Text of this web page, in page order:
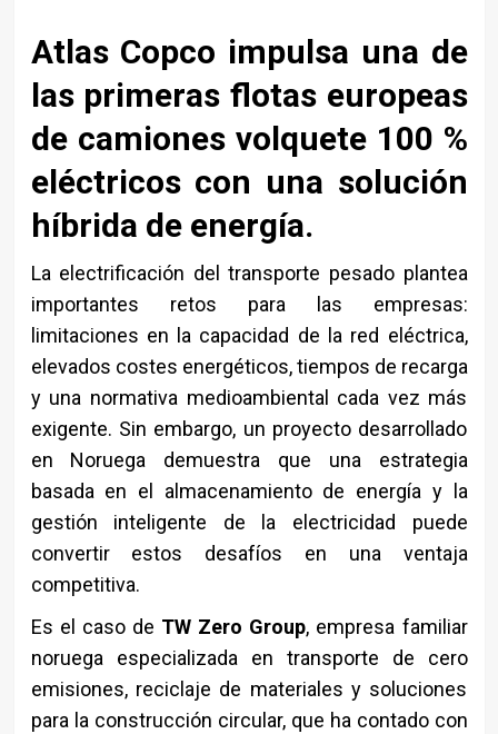
Atlas Copco impulsa una de
las primeras flotas europeas
de camiones volquete 100 %
eléctricos con una solución
híbrida de energía.
La electrificación del transporte pesado plantea
importantes retos para las empresas:
limitaciones en la capacidad de la red eléctrica,
elevados costes energéticos, tiempos de recarga
y una normativa medioambiental cada vez más
exigente. Sin embargo, un proyecto desarrollado
en Noruega demuestra que una estrategia
basada en el almacenamiento de energía y la
gestión inteligente de la electricidad puede
convertir estos desafíos en una ventaja
competitiva.
Es el caso de TW Zero Group, empresa familiar
noruega especializada en transporte de cero
emisiones, reciclaje de materiales y soluciones
para la construcción circular, que ha contado con